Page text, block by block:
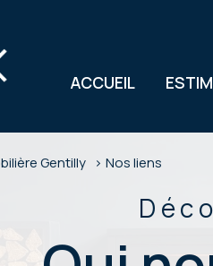
ACCUEIL
Gentilly Nos liens